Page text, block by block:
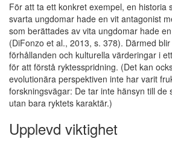
För att ta ett konkret exempel, en historia
svarta ungdomar hade en vit antagonist
som berättades av vita ungdomar hade
(DiFonzo et al., 2013, s. 378). Därmed
förhållanden och kulturella värderingar i
för att förstå ryktesspridning. (Det kan
evolutionära perspektiven inte har varit
forskningsvägar: De tar inte hänsyn till de
utan bara ryktets karaktär.)
Upplevd viktighet